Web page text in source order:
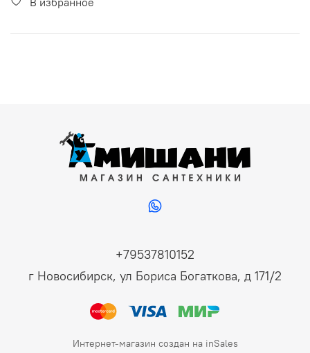
+79537810152
г Новосибирск, ул Бориса Богаткова, д 171/2
Интернет-магазин создан на inSales